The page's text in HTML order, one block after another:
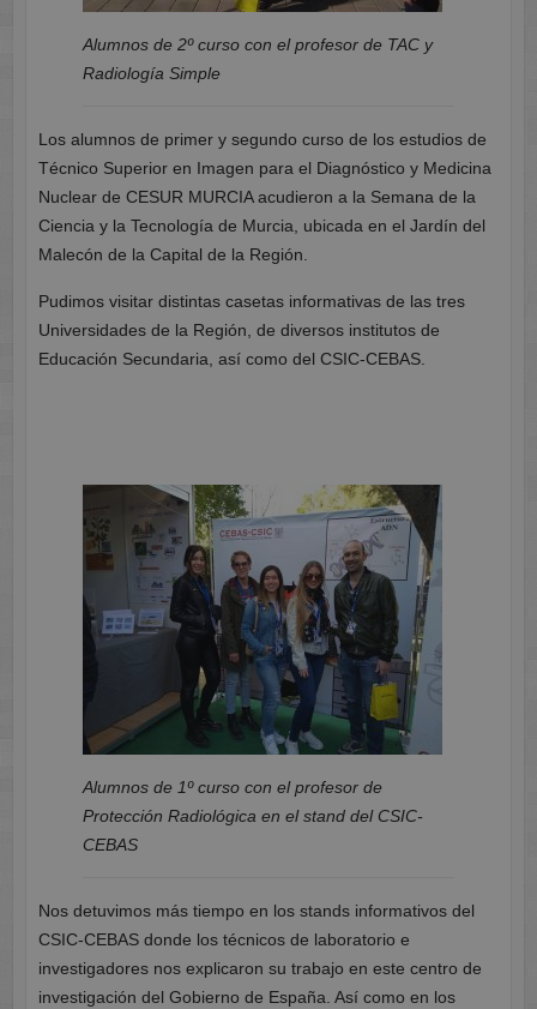
Alumnos de 2º curso con el profesor de TAC y
Radiología Simple
Los alumnos de primer y segundo curso de los estudios de
Técnico Superior en Imagen para el Diagnóstico y Medicina
Nuclear de CESUR MURCIA acudieron a la Semana de la
Ciencia y la Tecnología de Murcia, ubicada en el Jardín del
Malecón de la Capital de la Región.
Pudimos visitar distintas casetas informativas de las tres
Universidades de la Región, de diversos institutos de
Educación Secundaria, así como del CSIC-CEBAS.
Alumnos de 1º curso con el profesor de
Protección Radiológica en el stand del CSIC-
CEBAS
Nos detuvimos más tiempo en los stands informativos del
CSIC-CEBAS donde los técnicos de laboratorio e
investigadores nos explicaron su trabajo en este centro de
investigación del Gobierno de España. Así como en los